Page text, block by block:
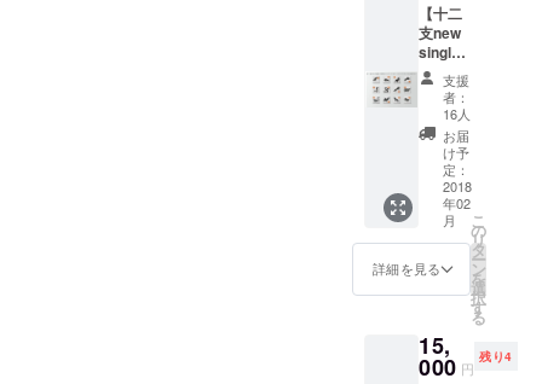
【十二
支new
single
】12作
品コン
プリー
トセッ
ト！(メ
ンバー
サイン
入りで
も可！)
支援
者：
16人
お届
け予
定：
2018
年02
月
詳細を見る
こ
の
リ
タ
ー
ン
を
選
択
す
る
15,
000 円
残り4